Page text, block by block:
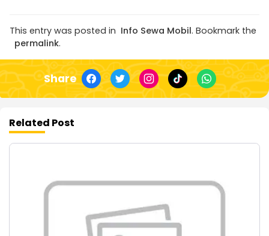
This entry was posted in Info Sewa Mobil. Bookmark the
permalink.
Share
Related Post